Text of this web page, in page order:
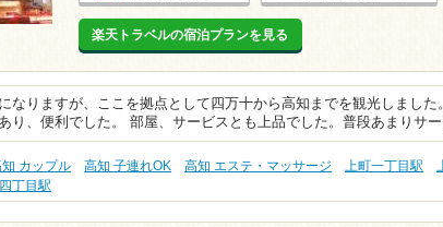
楽天トラベルの宿泊プランを見る
なりますが、ここを拠点として四万十から高知までを観光しました
り、便利でした。 部屋、サービスとも上品でした。普段あまりサ
カップル 高知 子連れOK 高知 エステ・マッサージ 上町一丁目駅
丁目駅